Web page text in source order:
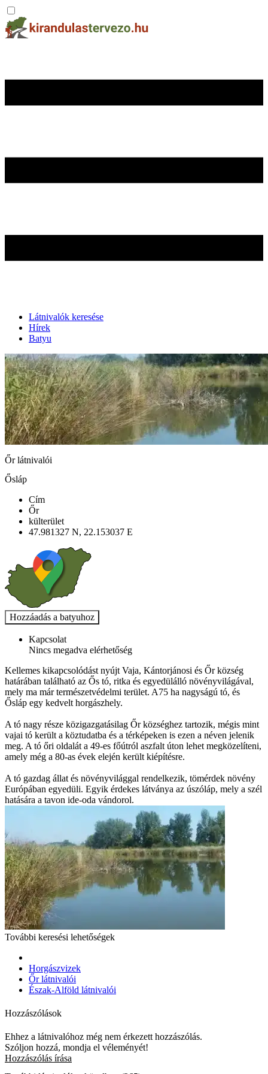
Látnivalók keresése
Hírek
Batyu
Őr látnivalói
Ősláp
Cím
Őr
külterület
47.981327 N, 22.153037 E
Kapcsolat
Nincs megadva elérhetőség
Kellemes kikapcsolódást nyújt Vaja, Kántorjánosi és Őr község
határában található az Ős tó, ritka és egyedülálló növényvilágával,
mely ma már természetvédelmi terület. A75 ha nagyságú tó, és
Ősláp egy kedvelt horgászhely.
A tó nagy része közigazgatásilag Őr községhez tartozik, mégis mint
vajai tó került a köztudatba és a térképeken is ezen a néven jelenik
meg. A tó őri oldalát a 49-es főútról aszfalt úton lehet megközelíteni,
amely még a 80-as évek elején került kiépítésre.
A tó gazdag állat és növényvilággal rendelkezik, tömérdek növény
Európában egyedüli. Egyik érdekes látványa az úszóláp, mely a szél
hatására a tavon ide-oda vándorol.
További keresési lehetőségek
Horgászvizek
Őr látnivalói
Észak-Alföld látnivalói
Hozzászólások
Ehhez a látnivalóhoz még nem érkezett hozzászólás.
Szóljon hozzá, mondja el véleményét!
Hozzászólás írása